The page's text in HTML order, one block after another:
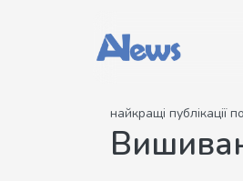
найкращі публікації